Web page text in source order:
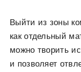
Выйти из зоны
как отдельный
можно творить
и позволяет